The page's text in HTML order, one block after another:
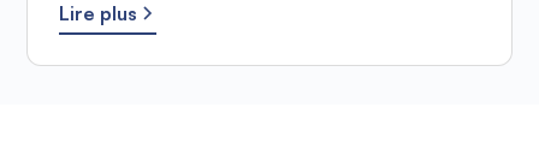
Lire plus